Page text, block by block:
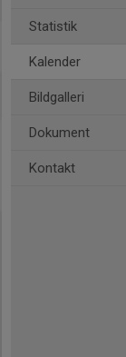
Statistik
Kalender
Bildgalleri
Dokument
Kontakt